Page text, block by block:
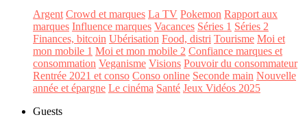
Argent Crowd et marques La TV Pokemon Rapport aux
marques Influence marques Vacances Séries 1 Séries 2
Finances, bitcoin Ubérisation Food, distri Tourisme Moi et
mon mobile 1 Moi et mon mobile 2 Confiance marques et
consommation Veganisme Visions Pouvoir du consommateur
Rentrée 2021 et conso Conso online Seconde main Nouvelle
année et épargne Le cinéma Santé Jeux Vidéos 2025
Guests